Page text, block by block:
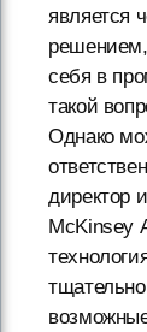
является
себя в
такой
Однако
директор
McKinsey